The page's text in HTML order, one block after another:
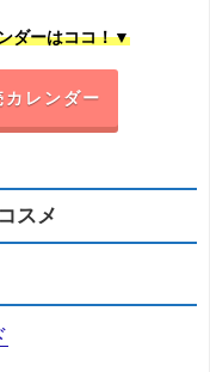
ダーはココ！▼
レンダー
スメ